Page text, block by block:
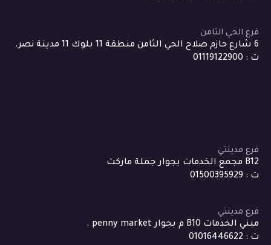
فرع الحي الثامن
6 شارع حازم صلاح الحي الثامن منطقة 11 بلوك 11 مدينة نصر.
ت : 01119122900
فرع مدينتي
B12 مجمع الخدمات بجوار جملة ماركت
ت : 01500395929
فرع مدينتي
مبني الخدمات B10 م بجوار penny market .
ت : 01016446622